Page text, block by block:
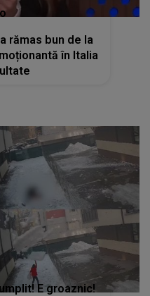
rămas bun de la
în Italia
E groaznic!